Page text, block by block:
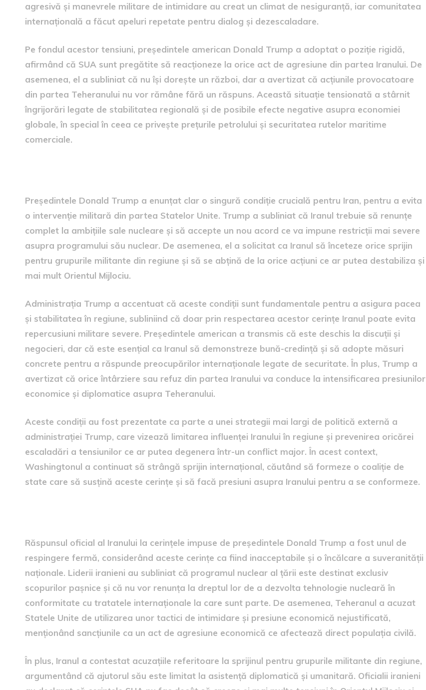
agresivă și manevrele militare de intimidare au creat un climat de nesiguranță, iar comunitatea
internațională a făcut apeluri repetate pentru dialog și dezescaladare.
Pe fondul acestor tensiuni, președintele american Donald Trump a adoptat o poziție rigidă,
afirmând că SUA sunt pregătite să reacționeze la orice act de agresiune din partea Iranului. De
asemenea, el a subliniat că nu își dorește un război, dar a avertizat că acțiunile provocatoare
din partea Teheranului nu vor rămâne fără un răspuns. Această situație tensionată a stârnit
îngrijorări legate de stabilitatea regională și de posibile efecte negative asupra economiei
globale, în special în ceea ce privește prețurile petrolului și securitatea rutelor maritime
comerciale.
Președintele Donald Trump a enunțat clar o singură condiție crucială pentru Iran, pentru a evita
o intervenție militară din partea Statelor Unite. Trump a subliniat că Iranul trebuie să renunțe
complet la ambițiile sale nucleare și să accepte un nou acord ce va impune restricții mai severe
asupra programului său nuclear. De asemenea, el a solicitat ca Iranul să înceteze orice sprijin
pentru grupurile militante din regiune și să se abțină de la orice acțiuni ce ar putea destabiliza și
mai mult Orientul Mijlociu.
Administrația Trump a accentuat că aceste condiții sunt fundamentale pentru a asigura pacea
și stabilitatea în regiune, subliniind că doar prin respectarea acestor cerințe Iranul poate evita
repercusiuni militare severe. Președintele american a transmis că este deschis la discuții și
negocieri, dar că este esențial ca Iranul să demonstreze bună-credință și să adopte măsuri
concrete pentru a răspunde preocupărilor internaționale legate de securitate. În plus, Trump a
avertizat că orice întârziere sau refuz din partea Iranului va conduce la intensificarea presiunilor
economice și diplomatice asupra Teheranului.
Aceste condiții au fost prezentate ca parte a unei strategii mai largi de politică externă a
administrației Trump, care vizează limitarea influenței Iranului în regiune și prevenirea oricărei
escaladări a tensiunilor ce ar putea degenera într-un conflict major. În acest context,
Washingtonul a continuat să strângă sprijin internațional, căutând să formeze o coaliție de
state care să susțină aceste cerințe și să facă presiuni asupra Iranului pentru a se conformeze.
Răspunsul oficial al Iranului la cerințele impuse de președintele Donald Trump a fost unul de
respingere fermă, considerând aceste cerințe ca fiind inacceptabile și o încălcare a suveranității
naționale. Liderii iranieni au subliniat că programul nuclear al țării este destinat exclusiv
scopurilor pașnice și că nu vor renunța la dreptul lor de a dezvolta tehnologie nucleară în
conformitate cu tratatele internaționale la care sunt parte. De asemenea, Teheranul a acuzat
Statele Unite de utilizarea unor tactici de intimidare și presiune economică nejustificată,
menționând sancțiunile ca un act de agresiune economică ce afectează direct populația civilă.
În plus, Iranul a contestat acuzațiile referitoare la sprijinul pentru grupurile militante din regiune,
argumentând că ajutorul său este limitat la asistență diplomatică și umanitară. Oficialii iranieni